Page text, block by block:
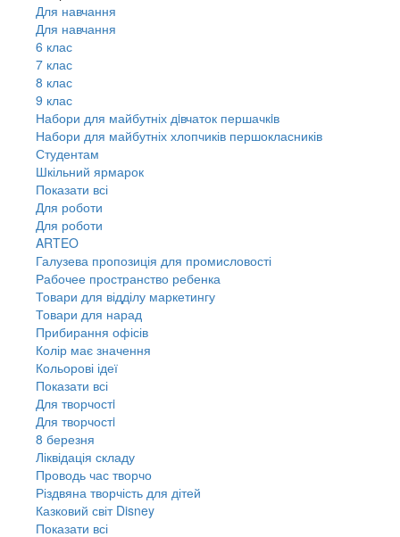
Для навчання
Для навчання
6 клас
7 клас
8 клас
9 клас
Набори для майбутніх дiвчаток першачкiв
Набори для майбутніх хлопчиків першокласників
Студентам
Шкільний ярмарок
Показати всі
Для роботи
Для роботи
ARTEO
Галузева пропозиція для промисловості
Рабочее пространство ребенка
Товари для відділу маркетингу
Товари для нарад
Прибирання офісів
Колір має значення
Кольорові ідеї
Показати всі
Для творчостi
Для творчостi
8 березня
Ліквідація складу
Проводь час творчо
Різдвяна творчість для дітей
Казковий світ Disney
Показати всі